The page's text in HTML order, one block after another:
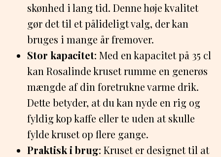
skønhed i lang tid. Denne høje kvalitet
gør det til et pålideligt valg, der kan
bruges i mange år fremover.
Stor kapacitet: Med en kapacitet på 35 cl
kan Rosalinde kruset rumme en generøs
mængde af din foretrukne varme drik.
Dette betyder, at du kan nyde en rig og
fyldig kop kaffe eller te uden at skulle
fylde kruset op flere gange.
Praktisk i brug: Kruset er designet til at